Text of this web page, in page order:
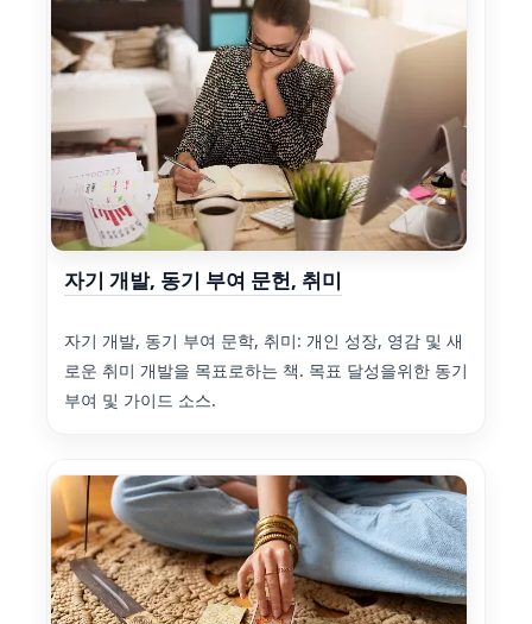
자기 개발, 동기 부여 문헌, 취미
자기 개발, 동기 부여 문학, 취미: 개인 성장, 영감 및 새
로운 취미 개발을 목표로하는 책. 목표 달성을위한 동기
부여 및 가이드 소스.